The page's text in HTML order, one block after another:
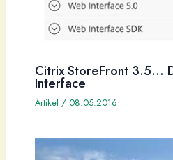
Citrix StoreFront 3.5…
Interface
Artikel / 08.05.2016